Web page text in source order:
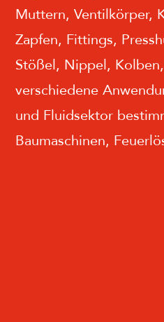
Muttern, Ventilkörper,
Zapfen, Fittings,
Stößel, Nippel,
verschiedene
und Fluidsektor
Baumaschinen,